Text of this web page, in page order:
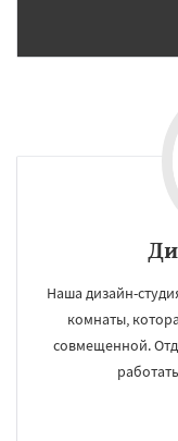
Работаем
регионам
Можайск Мытищи
Одинцово
Наша дизайн-
комнаты,
совмещенной.